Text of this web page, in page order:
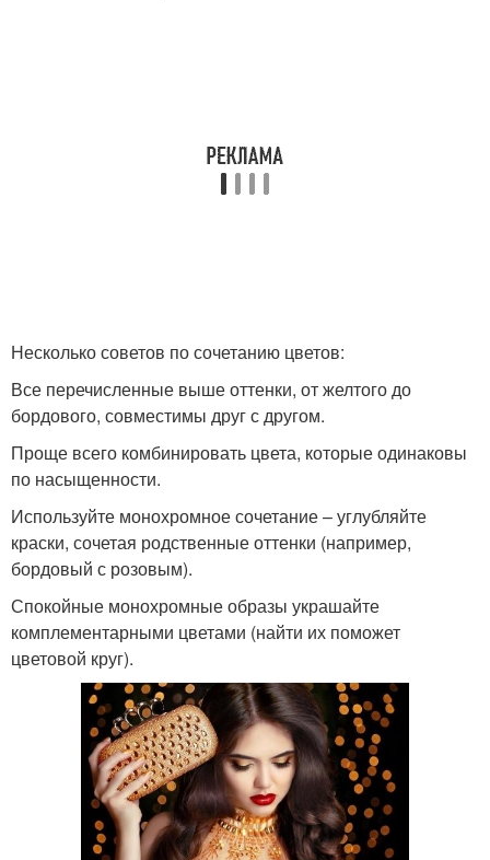
Несколько советов по сочетанию цветов:
Все перечисленные выше оттенки, от желтого до
бордового, совместимы друг с другом.
Проще всего комбинировать цвета, которые одинаковы
по насыщенности.
Используйте монохромное сочетание – углубляйте
краски, сочетая родственные оттенки (например,
бордовый с розовым).
Спокойные монохромные образы украшайте
комплементарными цветами (найти их поможет
цветовой круг).